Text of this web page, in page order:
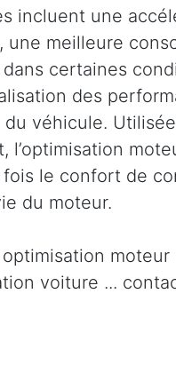
incluent une
une meilleure
certaines
des
du véhicule. Utilisée
l’optimisation
fois le confort de
du moteur.
moteur
voiture ...